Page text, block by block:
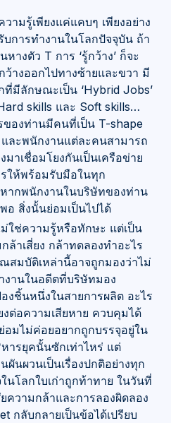
ามรู้เพียงแค่แคบๆ เพียงอย่าง
บการทำงานในโลกปัจจุบัน ถ้า
หางตัว T การ ‘รู้กว้าง’ ก็จะ
ว้างออกไปทางซ้ายและขวา มี
ที่มีลักษณะเป็น ‘Hybrid Jobs’
skills และ Soft skills…
องท่านมีคนที่เป็น T-shape
ละพนักงานแต่ละคนสามารถ
มาเชื่อมโยงกันเป็นเครือข่าย
ให้พร้อมรับมือในทุก
ากพนักงานในบริษัทของท่าน
อ สิ่งนั้นย่อมเป็นไปได้
ใช่ความรู้หรือทักษะ แต่เป็น
าเสี่ยง กล้าทดลองทำอะไร
สมบัติเหล่านี้อาจถูกมองว่าไม่
งานในอดีตที่บริษัทมอง
งชิ้นหนึ่งในสายการผลิต อะไร
ต่อความเสียหาย ควบคุมได้
อมไม่ค่อยอยากถูกบรรจุอยู่ใน
ารยุคนั้นซักเท่าไหร่ แต่
นผวนเป็นเรื่องปกติอย่างทุก
นโลกใบเก่าถูกท้าทาย ในวันที่
ความกล้าและการลองผิดลอง
กลับกลายเป็นข้อได้เปรียบ